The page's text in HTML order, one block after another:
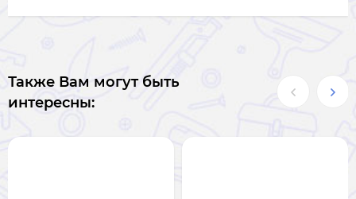
Также Вам могут быть
интересны: